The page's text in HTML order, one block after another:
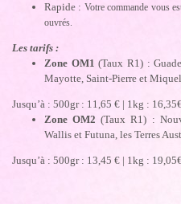
Rapide : Votre commande vous
ouvrés.
Les tarifs :
Zone OM1 (Taux R1) :
Mayotte, Saint-Pierre et
Jusqu’à : 500gr : 11,65 € | 1kg :
Zone OM2 (Taux R1) :
Wallis et Futuna, les Terres
Jusqu’à : 500gr : 13,45 € | 1kg :